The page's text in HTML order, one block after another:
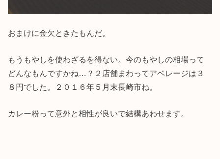
おまけに金欠ときたもんだ。
もうもやしを使わざるを得ない。今のもやしの相場って
どんなもんですかね…？２店舗まわってアベレージは３
８円でした。２０１６年５月末長崎市ね。
カレー粉って意外と相性が良いで結構あわせます。